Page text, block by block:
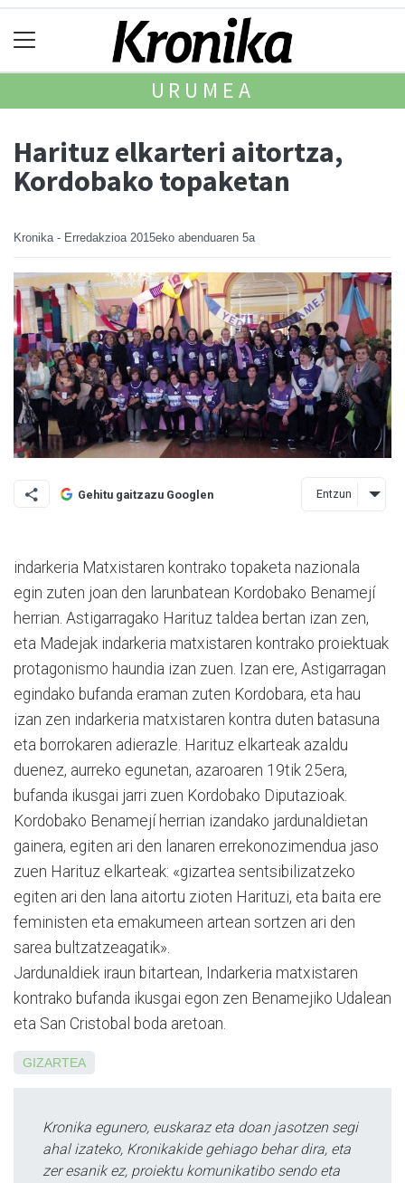
URUMEA
Harituz elkarteri aitortza,
Kordobako topaketan
Kronika - Erredakzioa 2015eko abenduaren 5a
Gehitu gaitzazu Googlen Entzun
indarkeria Matxistaren kon­trako topaketa nazionala
egin zuten joan den la­run­batean Kordobako Bena­mejí
herrian. Astiga­rragako Hari­tuz taldea bertan izan zen,
eta Madejak indarkeria ma­txistaren kontrako proi­ek­tuak
protagonismo haundia izan zuen. Izan ere, Astigarragan
egindako bufanda eraman zuten Kor­do­bara, eta hau
izan zen in­darkeria matxistaren kontra duten batasuna
eta borrokaren adierazle. Harituz elkarteak azaldu
duenez, aurreko egunetan, azaroaren 19tik 25era,
bufanda ikusgai jarri zuen Kordobako Diputazioak.
Kordobako Benamejí he­rrian izandako jardunaldietan
gainera, egiten ari den lanaren errekonozimendua jaso
zuen Harituz elkarteak: «gizartea sentsibilizatzeko
egiten ari den lana aitortu zioten Harituzi, eta baita ere
feministen eta emakumeen artean sortzen ari den
sarea bultzatzeagatik».
Jardunaldiek iraun bitartean, Indarkeria ma­txistaren
kontrako bufanda ikusgai egon zen Bena­me­jiko Udalean
eta San Cristobal boda aretoan.
GIZARTEA
Kronika egunero, euskaraz eta doan jasotzen segi
ahal izateko, Kronikakide gehiago behar dira, eta
zer esanik ez, proiektu komunikatibo sendo eta